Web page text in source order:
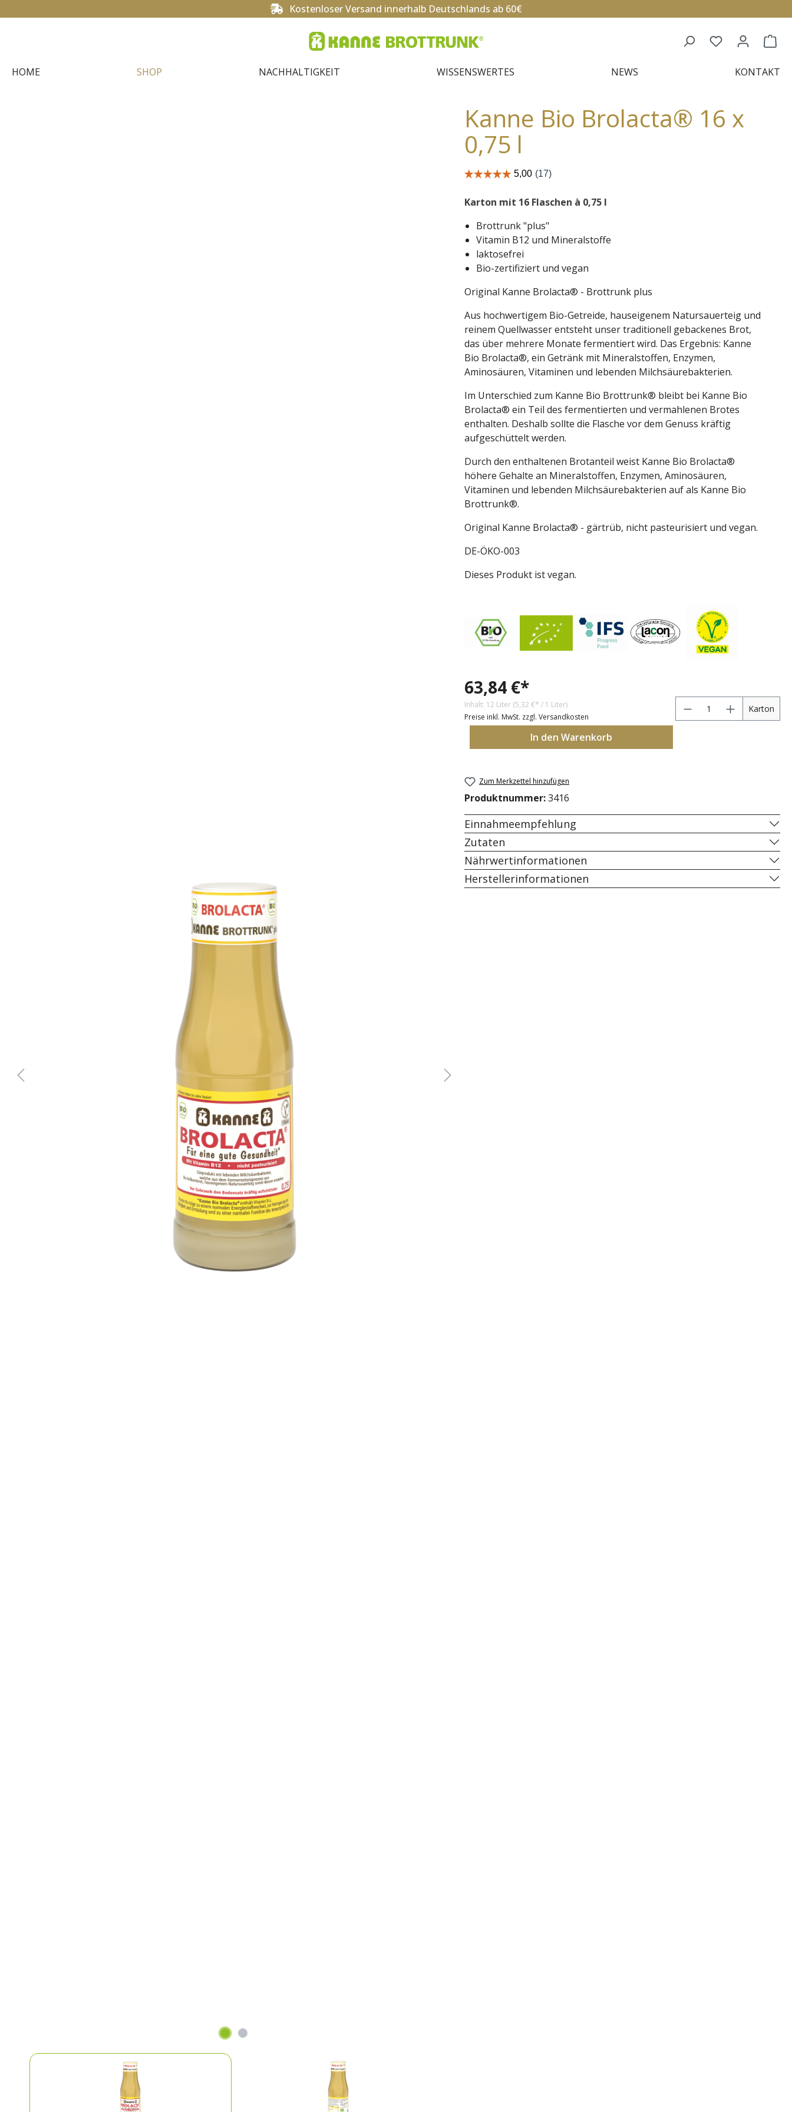
Kostenloser Versand innerhalb Deutschlands ab 60€
HOME SHOP NACHHALTIGKEIT WISSENSWERTES NEWS KONTAKT
Kanne Bio Brolacta® 16 x
0,75 l
Karton mit 16 Flaschen à 0,75 l
Brottrunk "plus"
Vitamin B12 und Mineralstoffe
laktosefrei
Bio-zertifiziert und vegan
Original Kanne Brolacta® - Brottrunk plus
Aus hochwertigem Bio-Getreide, hauseigenem Natursauerteig und
reinem Quellwasser entsteht unser traditionell gebackenes Brot,
das über mehrere Monate fermentiert wird. Das Ergebnis: Kanne
Bio Brolacta®, ein Getränk mit Mineralstoffen, Enzymen,
Aminosäuren, Vitaminen und lebenden Milchsäurebakterien.
Im Unterschied zum Kanne Bio Brottrunk® bleibt bei Kanne Bio
Brolacta® ein Teil des fermentierten und vermahlenen Brotes
enthalten. Deshalb sollte die Flasche vor dem Genuss kräftig
aufgeschüttelt werden.
Durch den enthaltenen Brotanteil weist Kanne Bio Brolacta®
höhere Gehalte an Mineralstoffen, Enzymen, Aminosäuren,
Vitaminen und lebenden Milchsäurebakterien auf als Kanne Bio
Brottrunk®.
Original Kanne Brolacta® - gärtrüb, nicht pasteurisiert und vegan.
DE-ÖKO-003
Dieses Produkt ist vegan.
63,84 €*
Inhalt: 12 Liter (5,32 €* / 1 Liter)
Preise inkl. MwSt. zzgl. Versandkosten
Karton
In den Warenkorb
Zum Merkzettel hinzufügen
Produktnummer:3416
Einnahmeempfehlung
Zutaten
Nährwertinformationen
Herstellerinformationen